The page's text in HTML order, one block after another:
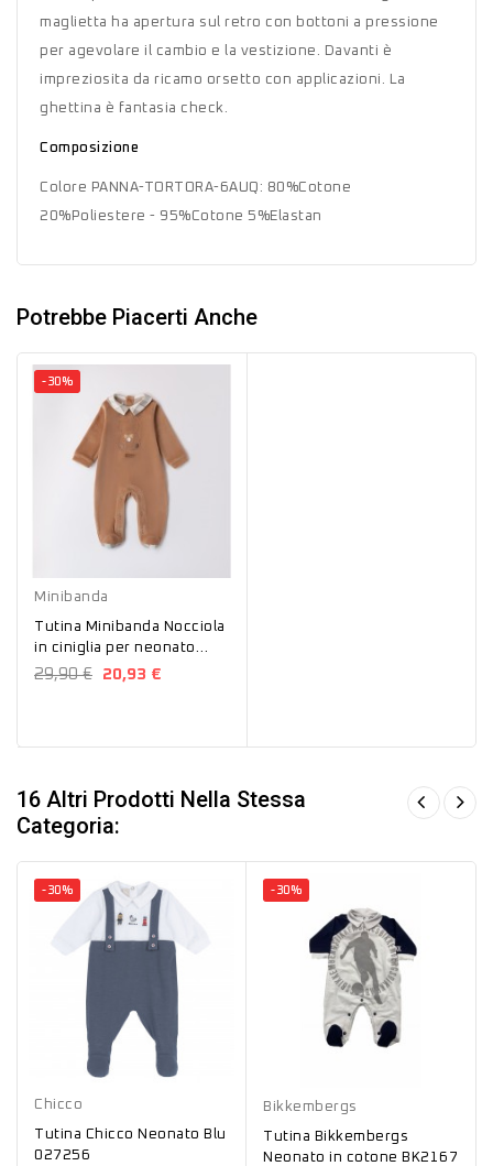
maglietta ha apertura sul retro con bottoni a pressione
per agevolare il cambio e la vestizione. Davanti è
impreziosita da ricamo orsetto con applicazioni. La
ghettina è fantasia check.
Composizione
Colore PANNA-TORTORA-6AUQ: 80%Cotone
20%Poliestere - 95%Cotone 5%Elastan
Potrebbe Piacerti Anche
-30%
Minibanda
Tutina Minibanda Nocciola
in ciniglia per neonato
A645
29,90 € 20,93 €
16 Altri Prodotti Nella Stessa
Categoria:
-30%
Chicco
Tutina Chicco Neonato Blu
027256
-30%
Bikkembergs
Tutina Bikkembergs
Neonato in cotone BK2167